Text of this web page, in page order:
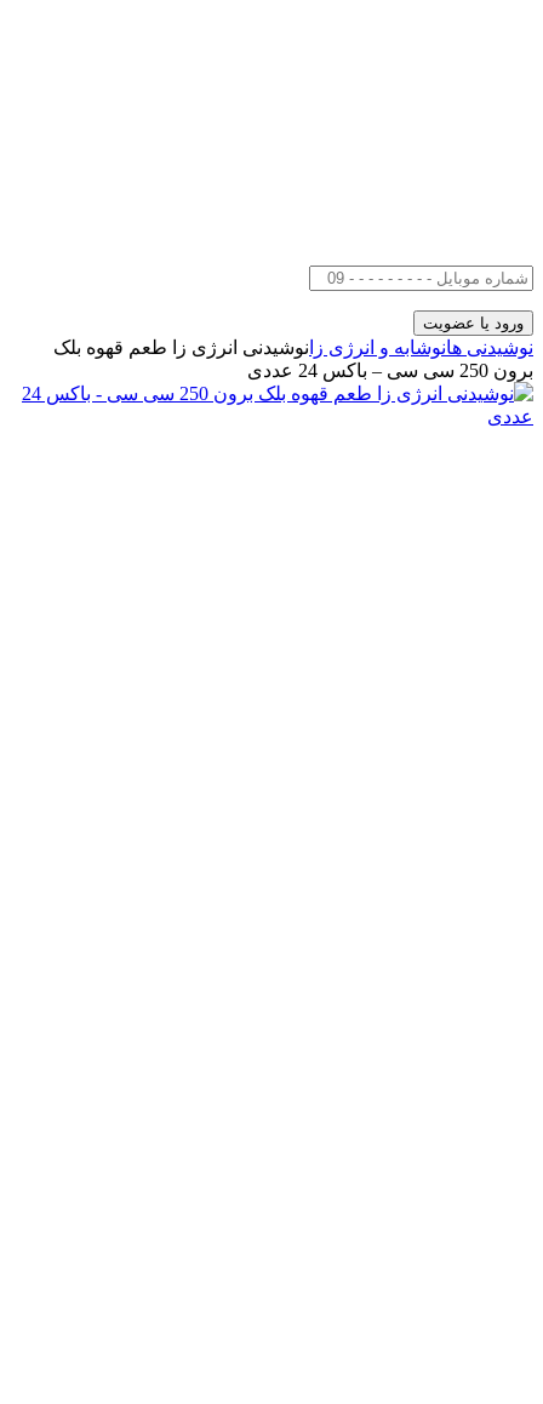
نوشیدنی هانوشابه و انرژی زا نوشیدنی انرژی زا طعم قهوه بلک
برون 250 سی سی – باکس 24 عددی